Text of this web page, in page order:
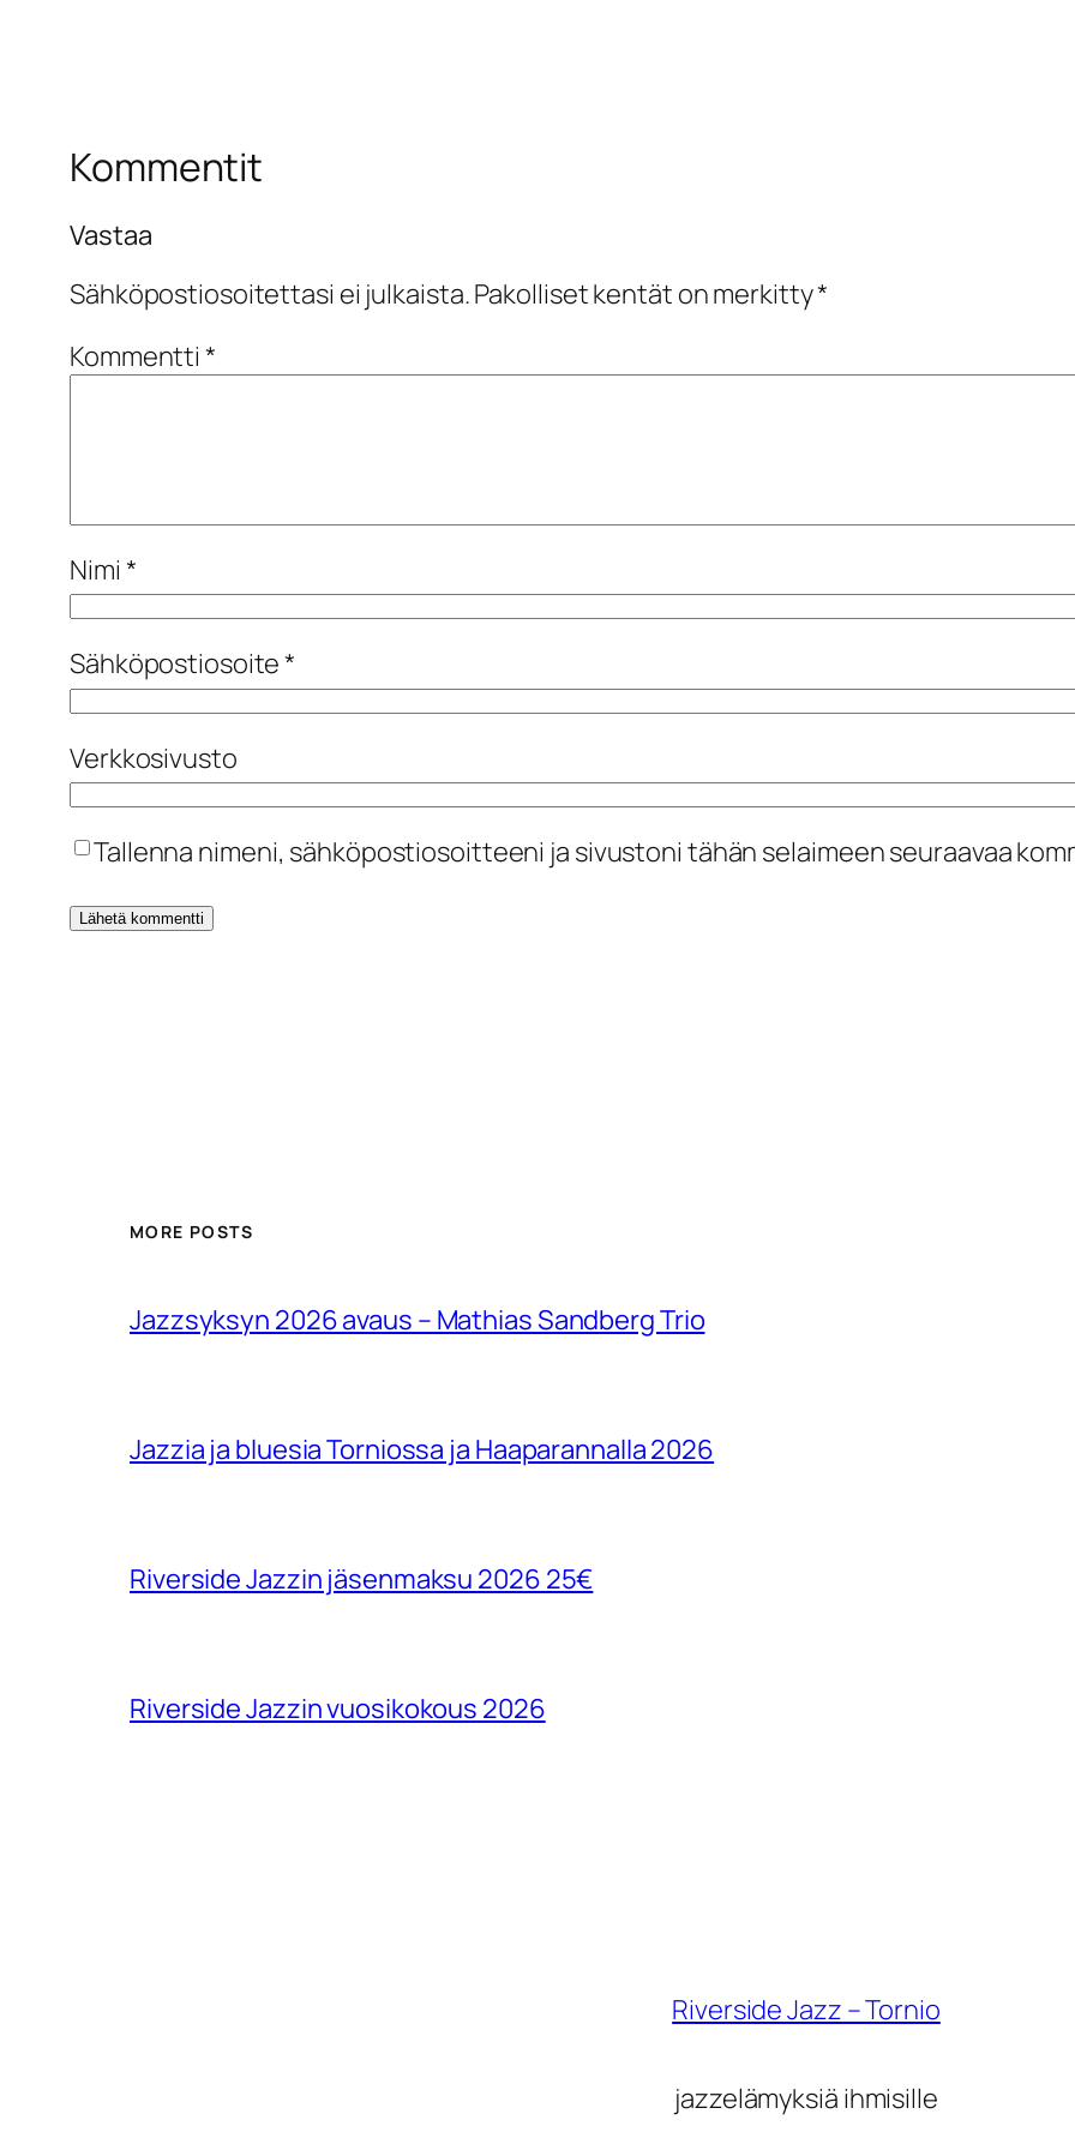
Kommentit
Vastaa
Sähköpostiosoitettasi ei julkaista.Pakolliset kentät on merkitty*
Kommentti*
Nimi *
Sähköpostiosoite*
Verkkosivusto
Tallenna nimeni, sähköpostiosoitteeni ja sivustoni tähän selaimeen seuraavaa
MORE POSTS
Jazzsyksyn 2026 avaus – Mathias Sandberg Trio
Jazzia ja bluesia Torniossa ja Haaparannalla 2026
Riverside Jazzin jäsenmaksu 2026 25€
Riverside Jazzin vuosikokous 2026
Riverside Jazz – Tornio
jazzelämyksiä ihmisille